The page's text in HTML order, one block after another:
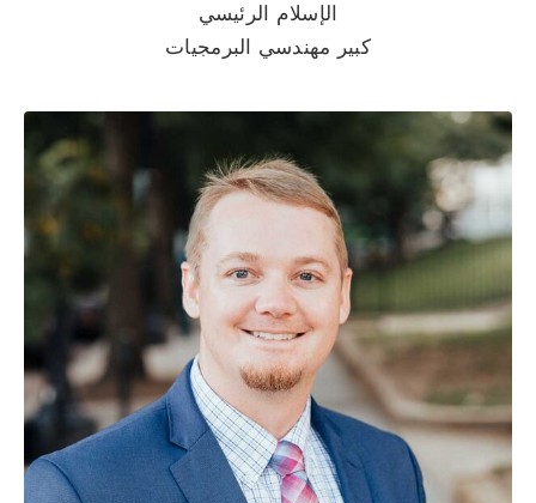
الإسلام الرئيسي
كبير مهندسي البرمجيات